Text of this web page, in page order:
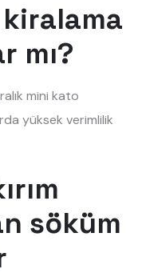
mı?
mini kato
yüksek verimlilik
söküm